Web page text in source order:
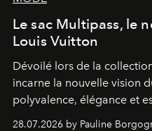
Le sac Multipass, le
Louis Vuitton
Dévoilé lors de la
incarne la nouvelle vision
polyvalence, élégance et
28.07.2026 by Pauline